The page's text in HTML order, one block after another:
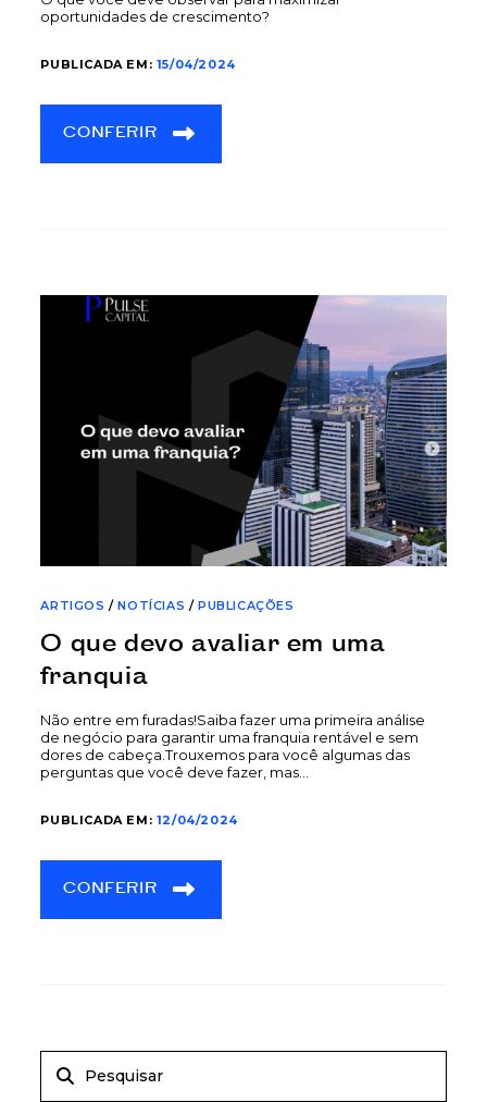
oportunidades de crescimento?
PUBLICADA EM: 15/04/2024
CONFERIR
ARTIGOS /NOTÍCIAS /PUBLICAÇÕES
O que devo avaliar em uma
franquia
Não entre em furadas!Saiba fazer uma primeira análise
de negócio para garantir uma franquia rentável e sem
dores de cabeça.Trouxemos para você algumas das
perguntas que você deve fazer, mas…
PUBLICADA EM: 12/04/2024
CONFERIR